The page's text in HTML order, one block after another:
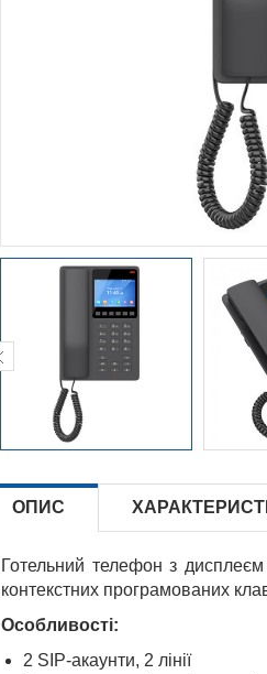
ОПИС
Готельний телефон з
контекстних програмованих
Особливості:
2 SIP-акаунти, 2 лінії